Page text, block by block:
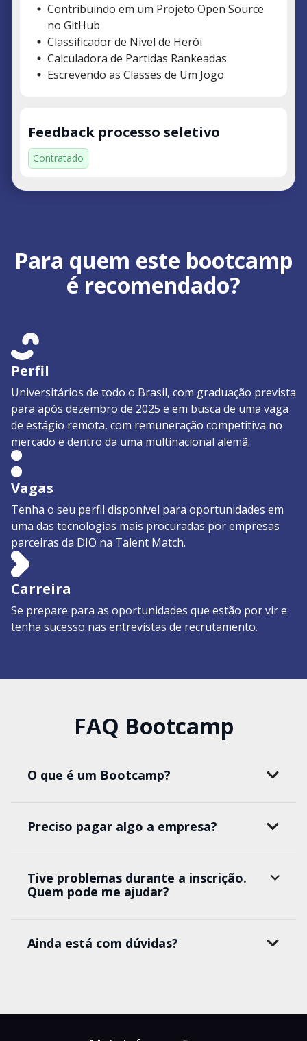
Contribuindo em um Projeto Open Source
no GitHub
Classificador de Nível de Herói
Calculadora de Partidas Rankeadas
Escrevendo as Classes de Um Jogo
Feedback processo seletivo
Contratado
Para quem este bootcamp
é recomendado?
Perfil
Universitários de todo o Brasil, com graduação prevista
para após dezembro de 2025 e em busca de uma vaga
de estágio remota, com remuneração competitiva no
mercado e dentro da uma multinacional alemã.
Vagas
Tenha o seu perfil disponível para oportunidades em
uma das tecnologias mais procuradas por empresas
parceiras da DIO na Talent Match.
Carreira
Se prepare para as oportunidades que estão por vir e
tenha sucesso nas entrevistas de recrutamento.
FAQ Bootcamp
O que é um Bootcamp?
Preciso pagar algo a empresa?
Tive problemas durante a inscrição.
Quem pode me ajudar?
Ainda está com dúvidas?